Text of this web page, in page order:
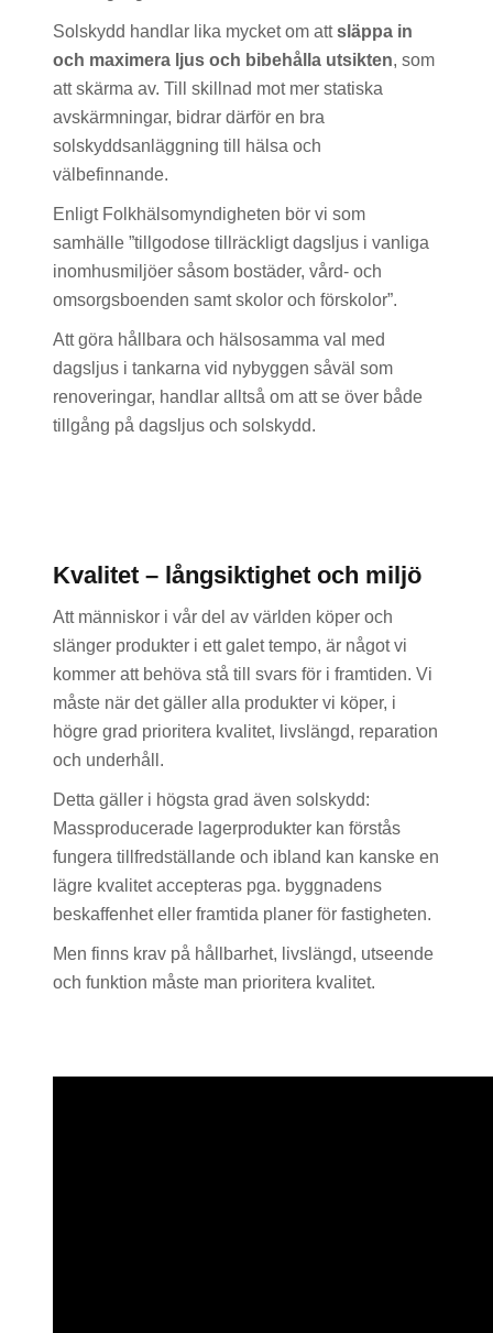
Solskydd handlar lika mycket om attsläppa in
och maximera ljus och bibehålla utsikten, som
att skärma av. Till skillnad mot mer statiska
avskärmningar, bidrar därför en bra
solskyddsanläggning till hälsa och
välbefinnande.
Enligt Folkhälsomyndigheten bör vi som
samhälle ”tillgodose tillräckligt dagsljus i vanliga
inomhusmiljöer såsom bostäder, vård- och
omsorgsboenden samt skolor och förskolor”.
Att göra hållbara och hälsosamma val med
dagsljus i tankarna vid nybyggen såväl som
renoveringar, handlar alltså om att se över både
tillgång på dagsljus och solskydd.
Kvalitet – långsiktighet och miljö
Att människor i vår del av världen köper och
slänger produkter i ett galet tempo, är något vi
kommer att behöva stå till svars för i framtiden. Vi
måste när det gäller alla produkter vi köper, i
högre grad prioritera kvalitet, livslängd, reparation
och underhåll.
Detta gäller i högsta grad även solskydd:
Massproducerade lagerprodukter kan förstås
fungera tillfredställande och ibland kan kanske en
lägre kvalitet accepteras pga. byggnadens
beskaffenhet eller framtida planer för fastigheten.
Men finns krav på hållbarhet, livslängd, utseende
och funktion måste man prioritera kvalitet.